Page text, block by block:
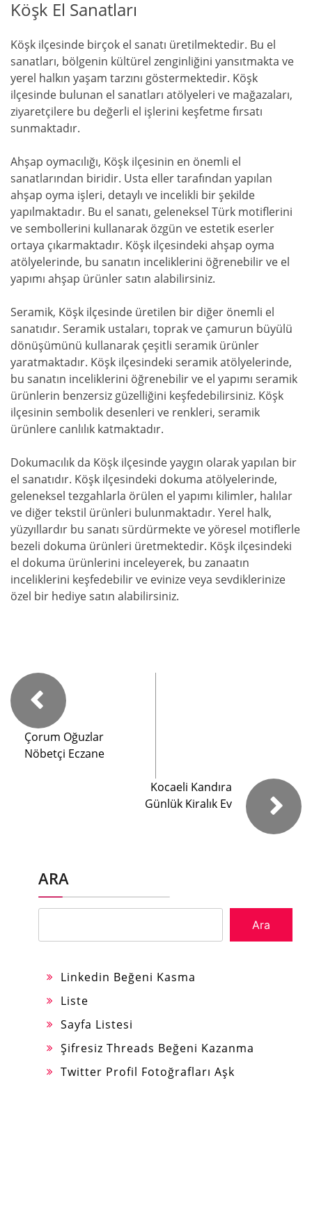
Köşk El Sanatları
Köşk ilçesinde birçok el sanatı üretilmektedir. Bu el
sanatları, bölgenin kültürel zenginliğini yansıtmakta ve
yerel halkın yaşam tarzını göstermektedir. Köşk
ilçesinde bulunan el sanatları atölyeleri ve mağazaları,
ziyaretçilere bu değerli el işlerini keşfetme fırsatı
sunmaktadır.
Ahşap oymacılığı, Köşk ilçesinin en önemli el
sanatlarından biridir. Usta eller tarafından yapılan
ahşap oyma işleri, detaylı ve incelikli bir şekilde
yapılmaktadır. Bu el sanatı, geleneksel Türk motiflerini
ve sembollerini kullanarak özgün ve estetik eserler
ortaya çıkarmaktadır. Köşk ilçesindeki ahşap oyma
atölyelerinde, bu sanatın inceliklerini öğrenebilir ve el
yapımı ahşap ürünler satın alabilirsiniz.
Seramik, Köşk ilçesinde üretilen bir diğer önemli el
sanatıdır. Seramik ustaları, toprak ve çamurun büyülü
dönüşümünü kullanarak çeşitli seramik ürünler
yaratmaktadır. Köşk ilçesindeki seramik atölyelerinde,
bu sanatın inceliklerini öğrenebilir ve el yapımı seramik
ürünlerin benzersiz güzelliğini keşfedebilirsiniz. Köşk
ilçesinin sembolik desenleri ve renkleri, seramik
ürünlere canlılık katmaktadır.
Dokumacılık da Köşk ilçesinde yaygın olarak yapılan bir
el sanatıdır. Köşk ilçesindeki dokuma atölyelerinde,
geleneksel tezgahlarla örülen el yapımı kilimler, halılar
ve diğer tekstil ürünleri bulunmaktadır. Yerel halk,
yüzyıllardır bu sanatı sürdürmekte ve yöresel motiflerle
bezeli dokuma ürünleri üretmektedir. Köşk ilçesindeki
el dokuma ürünlerini inceleyerek, bu zanaatın
inceliklerini keşfedebilir ve evinize veya sevdiklerinize
özel bir hediye satın alabilirsiniz.
Çorum Oğuzlar
Nöbetçi Eczane
Kocaeli Kandıra
Günlük Kiralık Ev
ARA
Ara
Linkedin Beğeni Kasma
Liste
Sayfa Listesi
Şifresiz Threads Beğeni Kazanma
Twitter Profil Fotoğrafları Aşk